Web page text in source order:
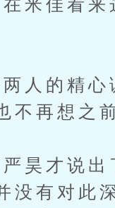
米佳看来
人的精心
不再想之
昊才说出
没有对此